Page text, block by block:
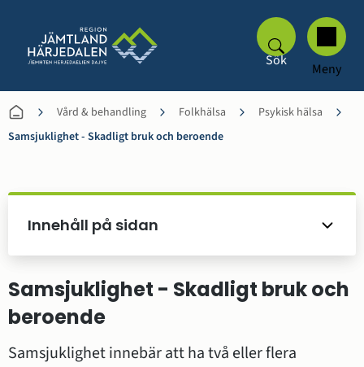
Sök Meny
Vård & behandling Folkhälsa
Psykisk hälsa
Samsjuklighet - Skadligt bruk och beroende
Innehåll på sidan
Samsjuklighet - Skadligt bruk och
beroende
Samsjuklighet innebär att ha två eller flera